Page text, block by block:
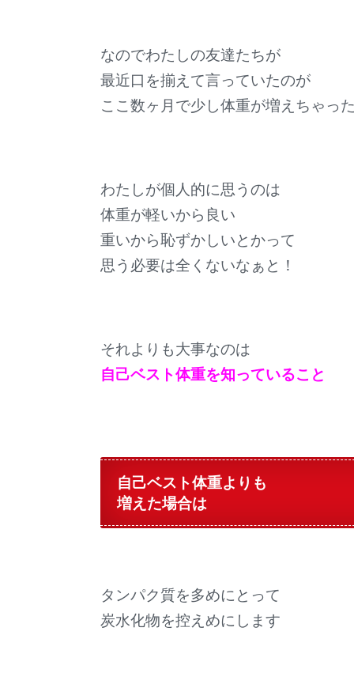
なのでわたしの友達たちが
最近口を揃えて言っていたのが
ここ数ヶ月で少し体重が増えちゃっ
わたしが個人的に思うのは
体重が軽いから良い
重いから恥ずかしいとかって
思う必要は全くないなぁと！
それよりも大事なのは
自己ベスト体重を知っていること
自己ベスト体重よりも
増えた場合は
タンパク質を多めにとって
炭水化物を控えめにします